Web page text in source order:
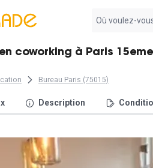
résultat
coworking à Paris 15eme
Bureau Paris (75015)
Description